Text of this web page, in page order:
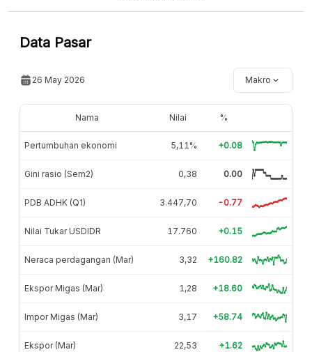
Data Pasar
26 May 2026 Makro
Nama Nilai %
Pertumbuhan ekonomi 5,11% +0.08
Gini rasio (Sem2) 0,38 0.00
PDB ADHK (Q1) 3.447,70 -0.77
Nilai Tukar USDIDR 17.760 +0.15
Neraca perdagangan (Mar) 3,32 +160.82
Ekspor Migas (Mar) 1,28 +18.60
Impor Migas (Mar) 3,17 +58.74
Ekspor (Mar) 22,53 +1.62